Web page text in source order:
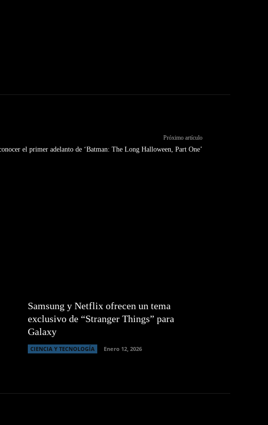
Próximo artículo
el primer adelanto de ‘Batman: The Long Halloween, Part One’
Samsung y Netflix ofrecen un tema
exclusivo de “Stranger Things” para
Galaxy
CIENCIA Y TECNOLOGÍA Enero 12, 2026